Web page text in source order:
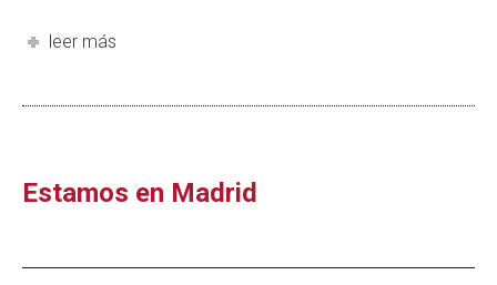
leer más
Estamos en Madrid